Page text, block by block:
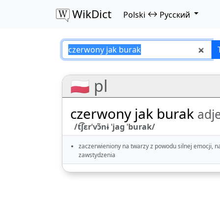
WikDict Polski ↔ Русский
czerwony jak
🇵🇱 pl
czerwony jak burak
/t͡ʃɛrˈvɔ̃nɨ ˈjaɡ ˈburak/
zaczerwieniony na twarzy z powodu silnej emocji,
zawstydzenia